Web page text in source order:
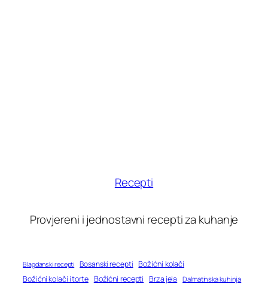
Recepti
Provjereni i jednostavni recepti za kuhanje
Blagdanski recepti Bosanski recepti Božićni kolači
Božićni kolači i torte Božićni recepti Brza jela Dalmatinska kuhinja